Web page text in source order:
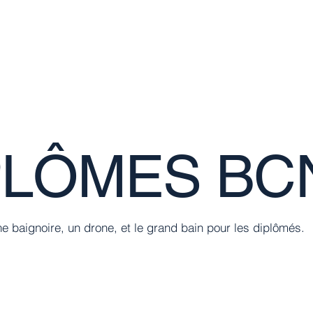
baignoire, un drone, et le grand bain pour les diplômés.